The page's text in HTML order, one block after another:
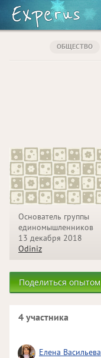
ОБЩЕСТВО
Основатель группы
единомышленников
13 декабря 2018
Odiniz
Поделиться опытом
4 участника
Елена Васильева